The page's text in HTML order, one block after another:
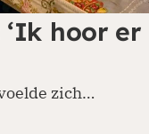
hoor er
zich…